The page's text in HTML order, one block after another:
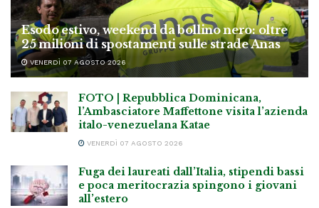
Esodo estivo, weekend da bollino nero: oltre
25 milioni di spostamenti sulle strade Anas
VENERDÌ 07 AGOSTO 2026
FOTO | Repubblica Dominicana,
l’Ambasciatore Maffettone visita l’azienda
italo-venezuelana Katae
VENERDÌ 07 AGOSTO 2026
Fuga dei laureati dall’Italia, stipendi bassi
e poca meritocrazia spingono i giovani
all’estero